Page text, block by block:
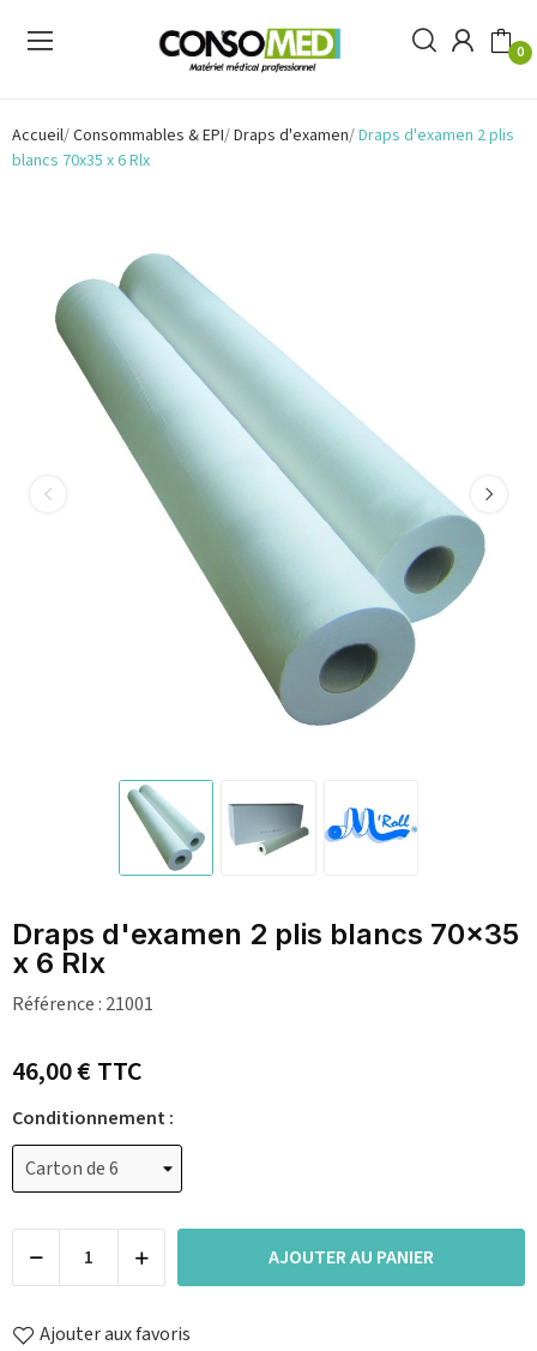
0
Accueil Consommables & EPI Draps d'examen Draps d'examen 2 plis
blancs 70x35 x 6 Rlx
Draps d'examen 2 plis blancs 70x35
x 6 Rlx
Référence : 21001
46,00 €TTC
Conditionnement :
AJOUTER AU PANIER
Ajouter aux favoris